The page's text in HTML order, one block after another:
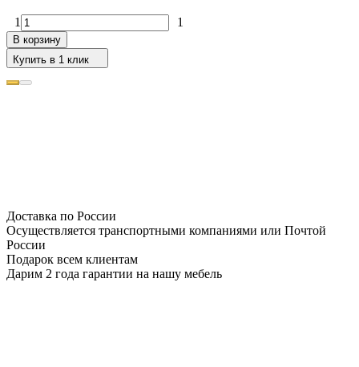
1 1
В корзину
Купить в 1 клик
Доставка по России
Осуществляется транспортными компаниями или Почтой
России
Подарок всем клиентам
Дарим 2 года гарантии на нашу мебель